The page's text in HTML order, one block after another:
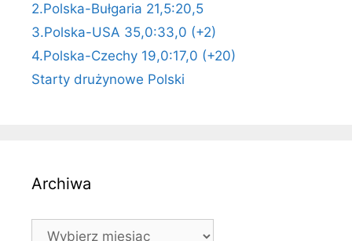
2.Polska-Bułgaria 21,5:20,5
3.Polska-USA 35,0:33,0 (+2)
4.Polska-Czechy 19,0:17,0 (+20)
Starty drużynowe Polski
Archiwa
Archiwa